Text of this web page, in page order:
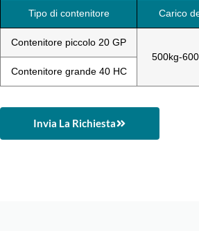
Tipo di contenitore Carico
Contenitore piccolo 20 GP
500kg-
Contenitore grande 40 HC
Invia La Richiesta